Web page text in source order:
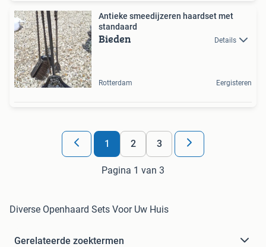
Antieke smeedijzeren haardset met
standaard
Bieden Details
Rotterdam Eergisteren
1 2 3
Pagina 1 van 3
Diverse Openhaard Sets Voor Uw Huis
Gerelateerde zoektermen